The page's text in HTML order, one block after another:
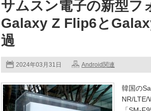
サムスン電子の新型フ
Galaxy Z Flip6と
過
2024年03月31日 Android関連
韓国の
NR/LTE/